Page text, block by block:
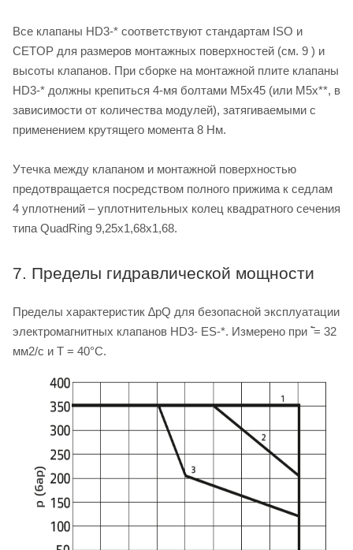
Все клапаны HD3-* соответствуют стандартам ISO и
CETOP для размеров монтажных поверхностей (см. 9 ) и
высоты клапанов. При сборке на монтажной плите клапаны
HD3-* должны крепиться 4-мя болтами M5х45 (или M5х**, в
зависимости от количества модулей), затягиваемыми с
применением крутящего момента 8 Нм.
Утечка между клапаном и монтажной поверхностью
предотвращается посредством полного прижима к седлам
4 уплотнений – уплотнительных колец квадратного сечения
типа QuadRing 9,25х1,68х1,68.
7. Пределы гидравлической мощности
Пределы характеристик ∆pQ для безопасной эксплуатации
электромагнитных клапанов HD3- ES-*. Измерено при ࣠ = 32
мм2/с и T = 40°C.